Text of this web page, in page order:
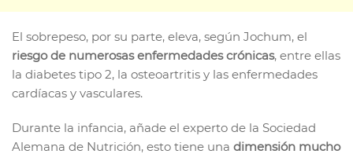
El sobrepeso, por su parte, eleva, según Jochum, el
riesgo de numerosas enfermedades crónicas, entre ellas
la diabetes tipo 2, la osteoartritis y las enfermedades
cardíacas y vasculares.
Durante la infancia, añade el experto de la Sociedad
Alemana de Nutrición, esto tiene una dimensión mucho